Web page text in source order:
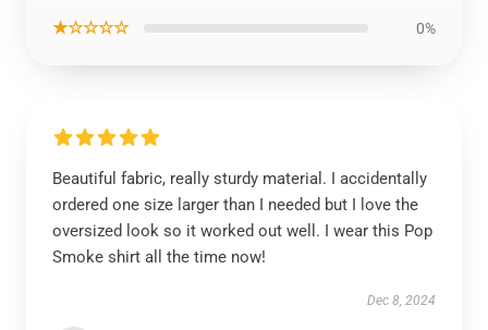
★☆☆☆☆ 0%
Beautiful fabric, really sturdy material. I accidentally
ordered one size larger than I needed but I love the
oversized look so it worked out well. I wear this Pop
Smoke shirt all the time now!
Dec 8, 2024